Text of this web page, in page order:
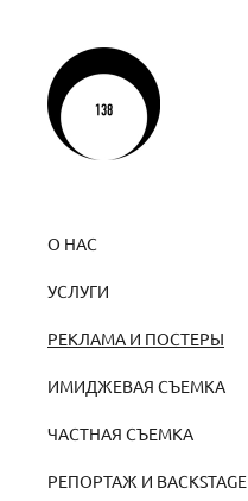
О НАС
УСЛУГИ
РЕКЛАМА И ПОСТЕРЫ
ИМИДЖЕВАЯ СЪЕМКА
ЧАСТНАЯ СЪЕМКА
РЕПОРТАЖ И BACKSTAGE